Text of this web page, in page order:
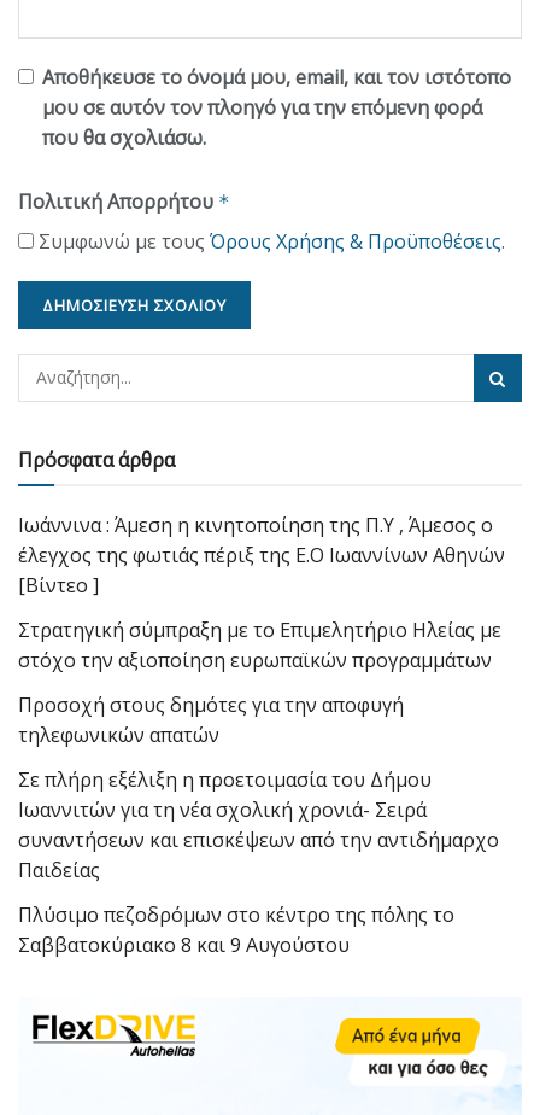
Αποθήκευσε το όνομά μου, email, και τον ιστότοπο
μου σε αυτόν τον πλοηγό για την επόμενη φορά
που θα σχολιάσω.
Πολιτική Απορρήτου *
Συμφωνώ με τους Όρους Χρήσης & Προϋποθέσεις.
Πρόσφατα άρθρα
Ιωάννινα : Άμεση η κινητοποίηση της Π.Υ , Άμεσος ο
έλεγχος της φωτιάς πέριξ της Ε.Ο Ιωαννίνων Αθηνών
[Βίντεο ]
Στρατηγική σύμπραξη με το Επιμελητήριο Ηλείας με
στόχο την αξιοποίηση ευρωπαϊκών προγραμμάτων
Προσοχή στους δημότες για την αποφυγή
τηλεφωνικών απατών
Σε πλήρη εξέλιξη η προετοιμασία του Δήμου
Ιωαννιτών για τη νέα σχολική χρονιά- Σειρά
συναντήσεων και επισκέψεων από την αντιδήμαρχο
Παιδείας
Πλύσιμο πεζοδρόμων στο κέντρο της πόλης το
Σαββατοκύριακο 8 και 9 Αυγούστου